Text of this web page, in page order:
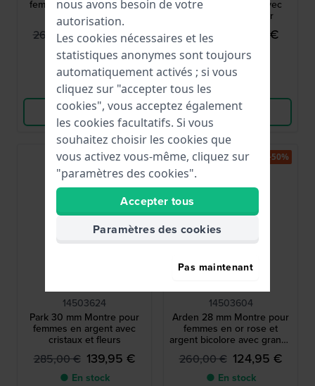
femmes avec bracelet en
maille
260,00 € 124,95 €
● En stock
Comparer
Voir les produits
femmes en argent avec
logo de l'entraîneur
190,00 € 94,95 €
● En stock
Voir les produits
14503624
Park 30 mm Montre pour
femmes en argent avec
cristaux et fleurs
285,00 € 139,95 €
● En stock
-50%
14503604
Arden 28 mm Montre pour
femmes en or rose et
argent bicolore avec grands
chiffres
260,00 € 124,95 €
● En stock
-50%
nous avons besoin de votre
autorisation.
Les cookies nécessaires et les
statistiques anonymes sont toujours
automatiquement activés ; si vous
cliquez sur "accepter tous les
cookies", vous acceptez également
les cookies facultatifs. Si vous
souhaitez choisir les cookies que
vous activez vous-même, cliquez sur
"paramètres des cookies".
Accepter tous
Paramètres des cookies
Pas maintenant